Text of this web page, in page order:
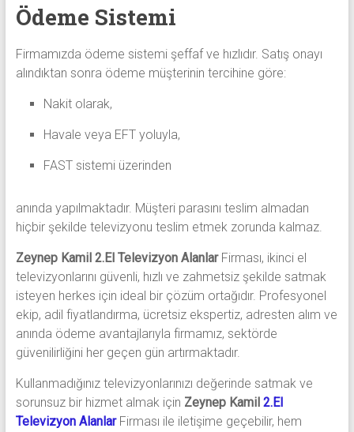
Ödeme Sistemi
Firmamızda ödeme sistemi şeffaf ve hızlıdır. Satış onayı
alındıktan sonra ödeme müşterinin tercihine göre:
Nakit olarak,
Havale veya EFT yoluyla,
FAST sistemi üzerinden
anında yapılmaktadır. Müşteri parasını teslim almadan
hiçbir şekilde televizyonu teslim etmek zorunda kalmaz.
Zeynep Kamil 2.El Televizyon AlanlarFirması, ikinci el
televizyonlarını güvenli, hızlı ve zahmetsiz şekilde satmak
isteyen herkes için ideal bir çözüm ortağıdır. Profesyonel
ekip, adil fiyatlandırma, ücretsiz ekspertiz, adresten alım ve
anında ödeme avantajlarıyla firmamız, sektörde
güvenilirliğini her geçen gün artırmaktadır.
Kullanmadığınız televizyonlarınızı değerinde satmak ve
sorunsuz bir hizmet almak için Zeynep Kamil 2.El
Televizyon AlanlarFirması ile iletişime geçebilir, hem